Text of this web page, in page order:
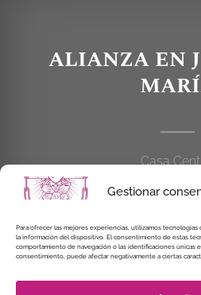
Gestionar
Para ofrecer las mejores experiencias, utilizamos tecnologías
la información del dispositivo. El consentimiento de estas
comportamiento de navegación o las identificaciones únicas
consentimiento, puede afectar negativamente a ciertas
ALIANZA EN
Casa
C/Cardenal
914 462